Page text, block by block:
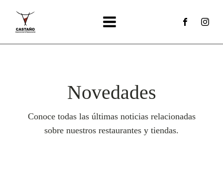
Novedades
Conoce todas las últimas noticias relacionadas
sobre nuestros restaurantes y tiendas.